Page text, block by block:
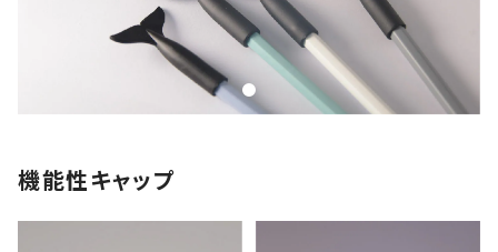
機能性キャップ